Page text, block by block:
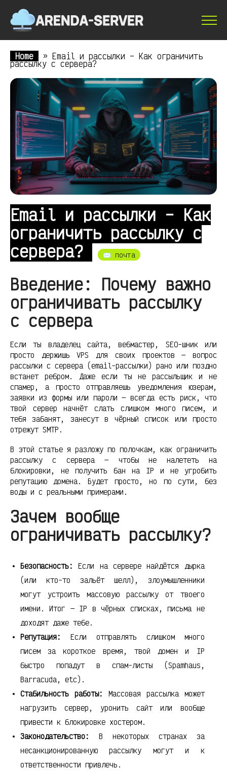
Home » Email и рассылки – Как ограничить
рассылку с сервера?
Email и рассылки – Как
ограничить рассылку с
сервера?
✉️ почта
Введение: Почему важно
ограничивать рассылку
с сервера
Если ты владелец сайта, вебмастер, SEO-шник или
просто держишь VPS для своих проектов — вопрос
рассылки с сервера (email-рассылки) рано или поздно
встанет ребром. Даже если ты не рассыльщик и не
спамер, а просто отправляешь уведомления юзерам,
заявки из формы или пароли — всегда есть риск, что
твой сервер начнёт слать слишком много писем, и
тебя забанят, занесут в чёрный список или просто
отрежут SMTP.
В этой статье я разложу по полочкам, как ограничить
рассылку с сервера — чтобы не налететь на
блокировки, не получить бан на IP и не угробить
репутацию домена. Будет просто, но по сути, без
воды и с реальными примерами.
Зачем вообще
ограничивать рассылку?
Безопасность:
Если на сервере найдётся дырка
(или кто-то зальёт шелл), злоумышленники
могут устроить массовую рассылку от твоего
имени. Итог — IP в чёрных списках, письма не
доходят даже тебе.
Репутация:
Если отправлять слишком много
писем за короткое время, твой домен и IP
быстро попадут в спам-листы (Spamhaus,
Barracuda, etc).
Стабильность работы: Массовая рассылка может
нагрузить сервер, уронить сайт или вообще
привести к блокировке хостером.
Законодательство:
В некоторых странах за
несанкционированную рассылку могут и к
ответственности привлечь.